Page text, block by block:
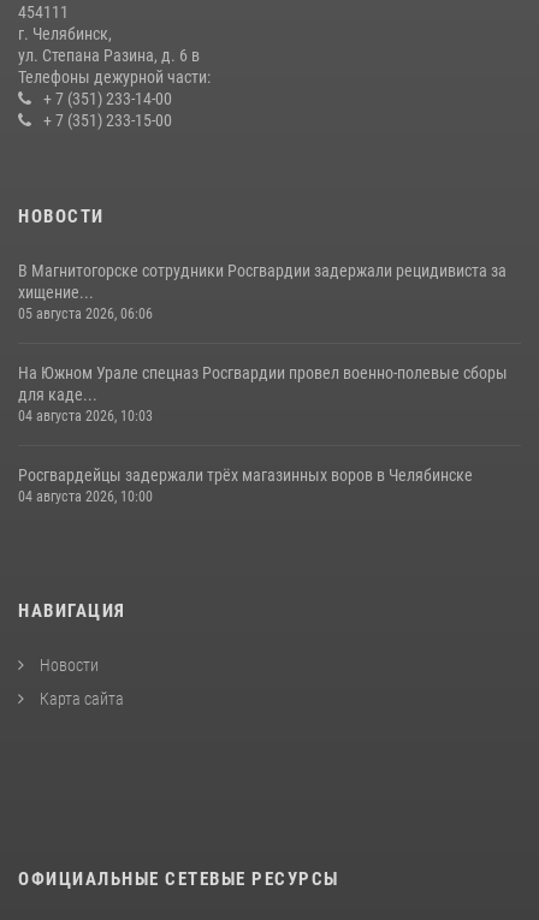
08 июля 2026, 12:05
454111
г. Челябинск,
ул. Степана Разина, д. 6 в
Телефоны дежурной части:
+ 7 (351) 233-14-00
+ 7 (351) 233-15-00
НОВОСТИ
В Магнитогорске сотрудники Росгвардии задержали рецидивиста за
хищение...
05 августа 2026, 06:06
На Южном Урале спецназ Росгвардии провел военно-полевые сборы
для каде...
04 августа 2026, 10:03
Росгвардейцы задержали трёх магазинных воров в Челябинске
04 августа 2026, 10:00
НАВИГАЦИЯ
Новости
Карта сайта
ОФИЦИАЛЬНЫЕ СЕТЕВЫЕ РЕСУРСЫ